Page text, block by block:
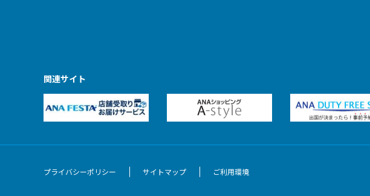
関連サイト
プライバシーポリシー サイトマップ ご利用環境